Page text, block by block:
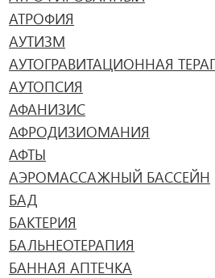
АТРОФИЯ
АУТИЗМ
АУТОГРАВИТАЦИОННАЯ
АУТОПСИЯ
АФАНИЗИС
АФРОДИЗИОМАНИЯ
АФТЫ
АЭРОМАССАЖНЫЙ БАССЕЙН
БАД
БАКТЕРИЯ
БАЛЬНЕОТЕРАПИЯ
БАННАЯ АПТЕЧКА